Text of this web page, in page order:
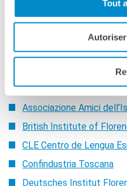
Tout
Museo del tessuto -
La Carta è gratuita per
Arci - Comitato
Associazione Amici
British Institute of
CLE Centro de Lengua
Confindustria Toscana
Deutsches Institut